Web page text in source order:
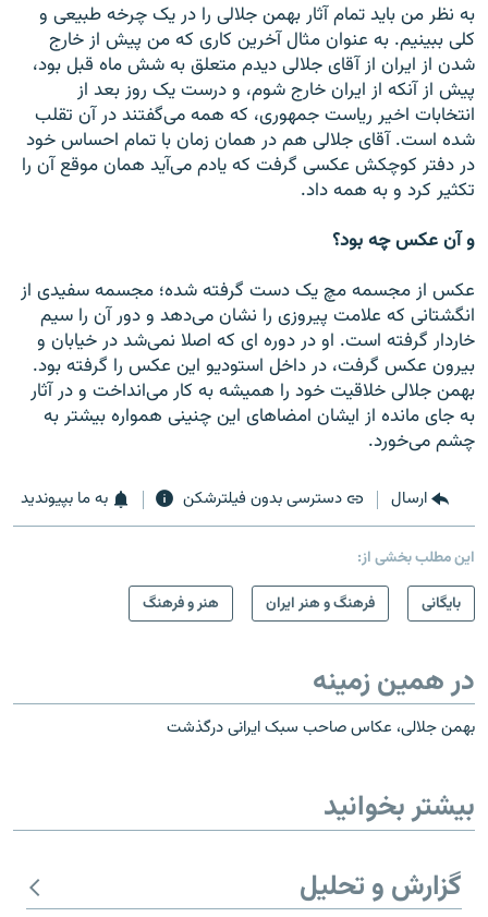
به نظر من بايد تمام آثار بهمن جلالی را در يک چرخه طبيعی و
کلی ببينيم. به عنوان مثال آخرين کاری که من پيش از خارج
شدن از ايران از آقای جلالی ديدم متعلق به شش ماه قبل بود،
پیش از آنکه از ایران خارج شوم، و درست يک روز بعد از
انتخابات اخير رياست جمهوری، که همه می‌گفتند در آن تقلب
شده است. آقای جلالی هم در همان زمان با تمام احساس خود
در دفتر کوچکش عکسی گرفت که یادم می‌آید همان موقع آن را
تکثير کرد و به همه داد.
و آن عکس چه بود؟
عکس از مجسمه مچ یک دست گرفته شده؛ مجسمه سفيدی از
انگشتانی که علامت پیروزی را نشان می‌دهد و دور آن را سيم
خاردار گرفته است. او در دوره ای که اصلا نمی‌شد در خیابان و
بیرون عکس گرفت، در داخل استوديو اين عکس را گرفته بود.
بهمن جلالی خلاقيت خود را هميشه به کار می‌انداخت و در آثار
به جای مانده از ایشان امضاهای اين چنينی همواره بيشتر به
چشم می‌خورد.
ارسال دسترسی بدون فیلترشکن به ما بپیوندید
این مطلب بخشی از:
بایگانی
فرهنگ و هنر ایران هنر و فرهنگ
در همین زمینه
بهمن جلالی، عکاس صاحب سبک ايرانی درگذشت
بیشتر بخوانید
گزارش و تحلیل